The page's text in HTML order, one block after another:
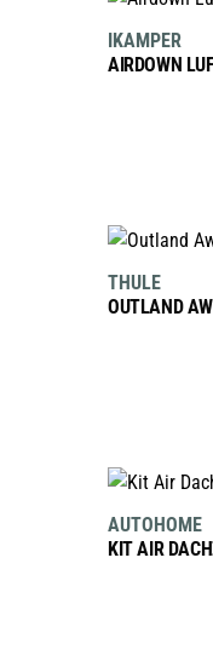
AIRDOWN
IKAMPER
OUTLAND
THULE
KIT AIR
AUTOHOME